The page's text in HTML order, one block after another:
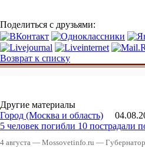
Поделиться с друзьями:
Возврат к списку
Другие материалы
Город (Москва и область)
5 человек погибли 10 пострадали
4 августа — Mossovetinfo.ru —